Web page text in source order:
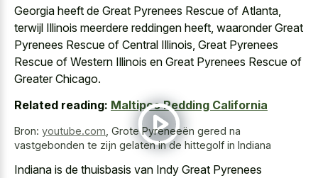
Georgia heeft de Great Pyrenees Rescue of Atlanta,
terwijl Illinois meerdere reddingen heeft, waaronder Great
Pyrenees Rescue of Central Illinois, Great Pyrenees
Rescue of Western Illinois en Great Pyrenees Rescue of
Greater Chicago.
Related reading: Maltipoo Redding California
Bron: youtube.com Grote Pyreneeën gered na
vastgebonden te zijn gelaten in de hittegolf in Indiana
Indiana is de thuisbasis van Indy Great Pyrenees